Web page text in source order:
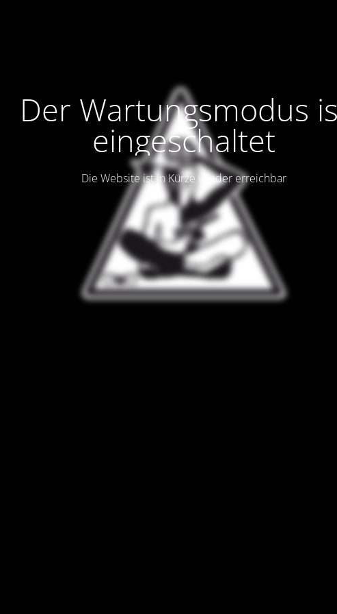
Der Wartungsmodus
eingeschaltet
Die Website ist in Kürze wieder erreichbar